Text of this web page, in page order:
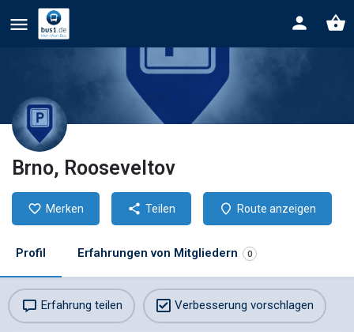
Brno, Rooseveltov
Merken Teilen Route anzeigen
Profil Erfahrungen von Mitgliedern 0
Erfahrung teilen Verbesserung vorschlagen